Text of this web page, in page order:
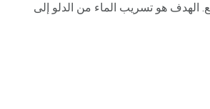
الهدف هو تسريب الماء من الدلو إلى